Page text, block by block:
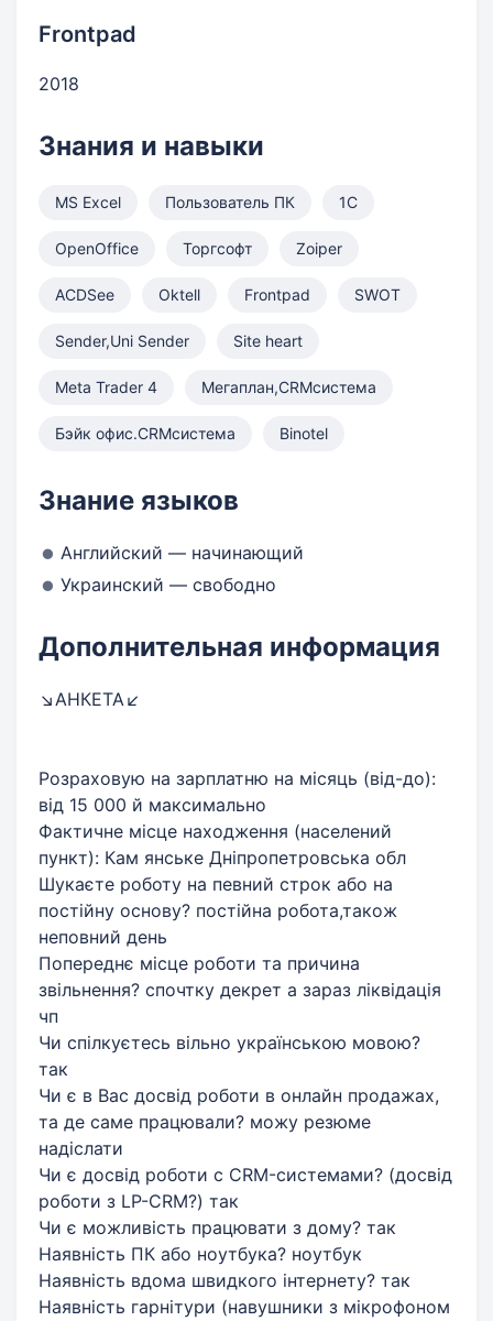
Frontpad
2018
Знания и навыки
MS Excel Пользователь ПК 1С
OpenOffice Торгсофт Zoiper
ACDSee Oktell Frontpad SWOT
Sender,Uni Sender Site heart
Meta Trader 4 Мегаплан,CRMсистема
Бэйк офис.CRMсистема Binotel
Знание языков
Английский — начинающий
Украинский — свободно
Дополнительная информация
↘️АНКЕТА↙️
Розраховую на зарплатню на місяць (від-до):
від 15 000 й максимально
Фактичне місце находження (населений
пункт): Кам янське Дніпропетровська обл
Шукаєте роботу на певний строк або на
постійну основу? постійна робота,також
неповний день
Попереднє місце роботи та причина
звільнення? спочтку декрет а зараз ліквідація
чп
Чи спілкуєтесь вільно українською мовою?
так
Чи є в Вас досвід роботи в онлайн продажах,
та де саме працювали? можу резюме
надіслати
Чи є досвід роботи с СRM-системами? (досвід
роботи з LP-CRM?) так
Чи є можливість працювати з дому? так
Наявність ПК або ноутбука? ноутбук
Наявність вдома швидкого інтернету? так
Наявність гарнітури (навушники з мікрофоном